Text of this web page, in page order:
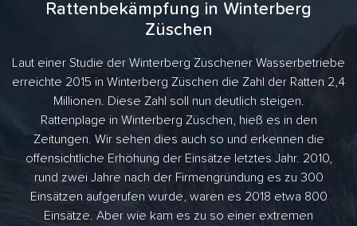
Rattenbekämpfung in Winterberg
Züschen
Laut einer Studie der Winterberg Züschener Wasserbetriebe
erreichte 2015 in Winterberg Züschen die Zahl der Ratten 2,4
Millionen. Diese Zahl soll nun deutlich steigen.
Rattenplage in Winterberg Züschen, hieß es in den
Zeitungen. Wir sehen dies auch so und erkennen die
offensichtliche Erhöhung der Einsätze letztes Jahr. 2010,
rund zwei Jahre nach der Firmengründung es zu 300
Einsätzen aufgerufen wurde, waren es 2018 etwa 800
Einsätze. Aber wie kam es zu so einer extremen